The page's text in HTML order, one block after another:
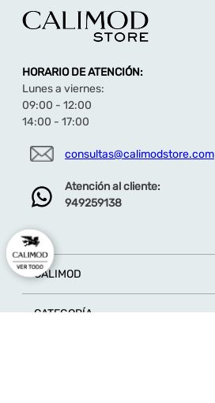
HORARIO DE ATENCIÓN:
Lunes a viernes:
09:00 - 12:00
14:00 - 17:00
consultas@calimodstore.com
Atención al cliente:
949259138
CALIMOD
CATEGORÍA